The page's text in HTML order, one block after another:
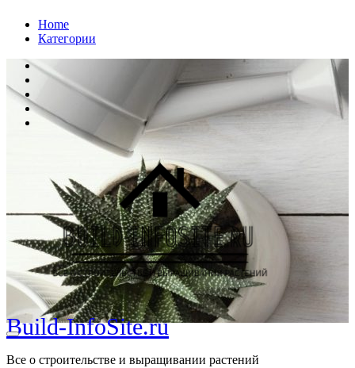
ПерейтиHome
Категории
Build-InfoSite.ru
Все о строительстве и выращивании растений